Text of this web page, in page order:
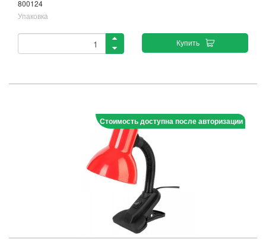
800124
Упаковка
Купить
Стоимость доступна после авторизации